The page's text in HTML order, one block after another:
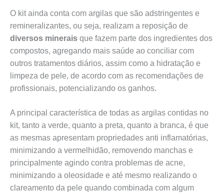
O kit ainda conta com argilas que são adstringentes e
remineralizantes, ou seja, realizam a reposição de
diversos minerais que fazem parte dos ingredientes dos
compostos, agregando mais saúde ao conciliar com
outros tratamentos diários, assim como a hidratação e
limpeza de pele, de acordo com as recomendações de
profissionais, potencializando os ganhos.
A principal característica de todas as argilas contidas no
kit, tanto a verde, quanto a preta, quanto a branca, é que
as mesmas apresentam propriedades anti inflamatórias,
minimizando a vermelhidão, removendo manchas e
principalmente agindo contra problemas de acne,
minimizando a oleosidade e até mesmo realizando o
clareamento da pele quando combinada com algum